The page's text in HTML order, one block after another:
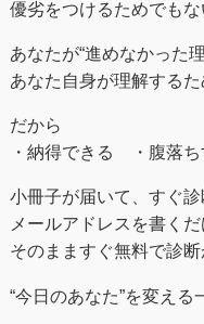
優劣をつけるためでもな
あなたが“進めなかった
あなた自身が理解するた
だから
・納得できる ・腹落
小冊子が届いて、すぐ診
メールアドレスを書くだ
そのまますぐ無料で診断
“今日のあなた”を変える